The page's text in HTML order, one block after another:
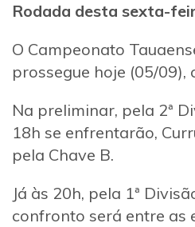
Rodada desta sexta-
O Campeonato
prossegue hoje (05/09),
Na preliminar, pela 2ª
18h se enfrentarão,
pela Chave B.
Já às 20h, pela 1ª
confronto será entre as